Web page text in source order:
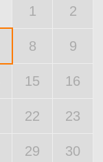
1 2
8 9
15 16
22 23
29 30